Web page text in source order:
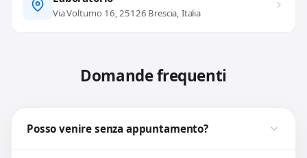
Via Volturno 16, 25126 Brescia, Italia
Domande frequenti
Posso venire senza appuntamento?